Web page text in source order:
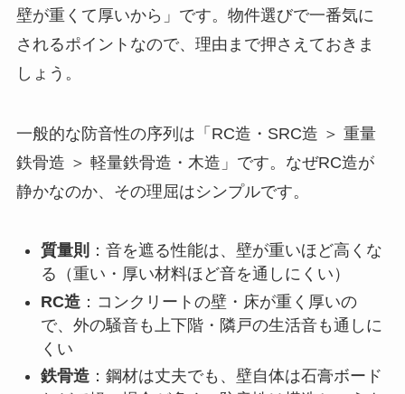
壁が重くて厚いから」です。物件選びで一番気に
されるポイントなので、理由まで押さえておきま
しょう。
一般的な防音性の序列は「RC造・SRC造 ＞ 重量
鉄骨造 ＞ 軽量鉄骨造・木造」です。なぜRC造が
静かなのか、その理屈はシンプルです。
質量則 ：音を遮る性能は、壁が重いほど高くな
る（重い・厚い材料ほど音を通しにくい）
RC造：コンクリートの壁・床が重く厚いの
で、外の騒音も上下階・隣戸の生活音も通しに
くい
鉄骨造：鋼材は丈夫でも、壁自体は石膏ボード